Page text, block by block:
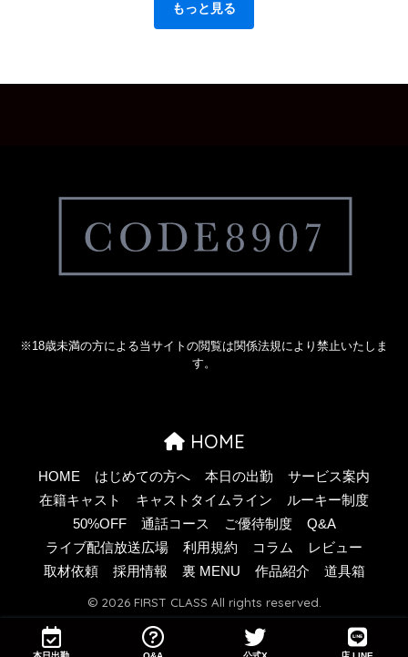
もっと見る
※18歳未満の方による当サイトの閲覧は関係法規により禁止いたしま
す。
HOME
HOME はじめての方へ 本日の出勤
サービス案内
在籍キャスト
キャストタイムライン
ルーキー制度
50%OFF
通話コース ご優待制度
Q&A
ライブ配信放送広場
利用規約 コラム
レビュー
取材依頼
採用情報 裏 MENU 作品紹介 道具箱
© 2026 FIRST CLASS All rights reserved.